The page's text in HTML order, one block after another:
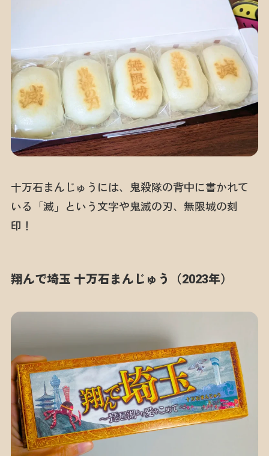
十万石まんじゅうには、鬼殺隊の背中に書かれて
いる「滅」という文字や鬼滅の刃、無限城の刻
印！
翔んで埼玉 十万石まんじゅう（2023年）